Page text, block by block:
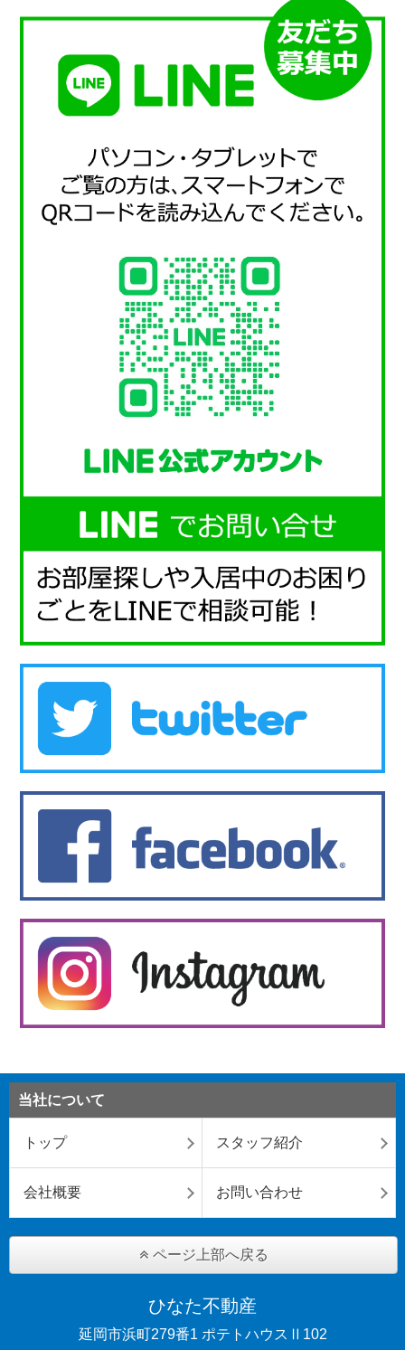
当社について
トップ スタッフ紹介
会社概要 お問い合わせ
ページ上部へ戻る
ひなた不動産
延岡市浜町279番1 ポテトハウスⅡ102